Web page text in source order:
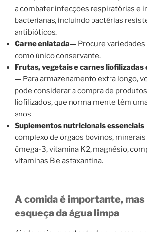
a combater infecções respiratórias e
bacterianas, incluindo bactérias
antibióticos.
Carne enlatada— Procure variedades
como único conservante.
Frutas, vegetais e carnes liofilizadas
— Para armazenamento extra longo,
pode considerar a compra de
liofilizados, que normalmente têm
anos.
Suplementos nutricionais essenciais
complexo de órgãos bovinos,
ômega-3, vitamina K2, magnésio,
vitaminas B e astaxantina.
A comida é importante, mas
esqueça da água limpa